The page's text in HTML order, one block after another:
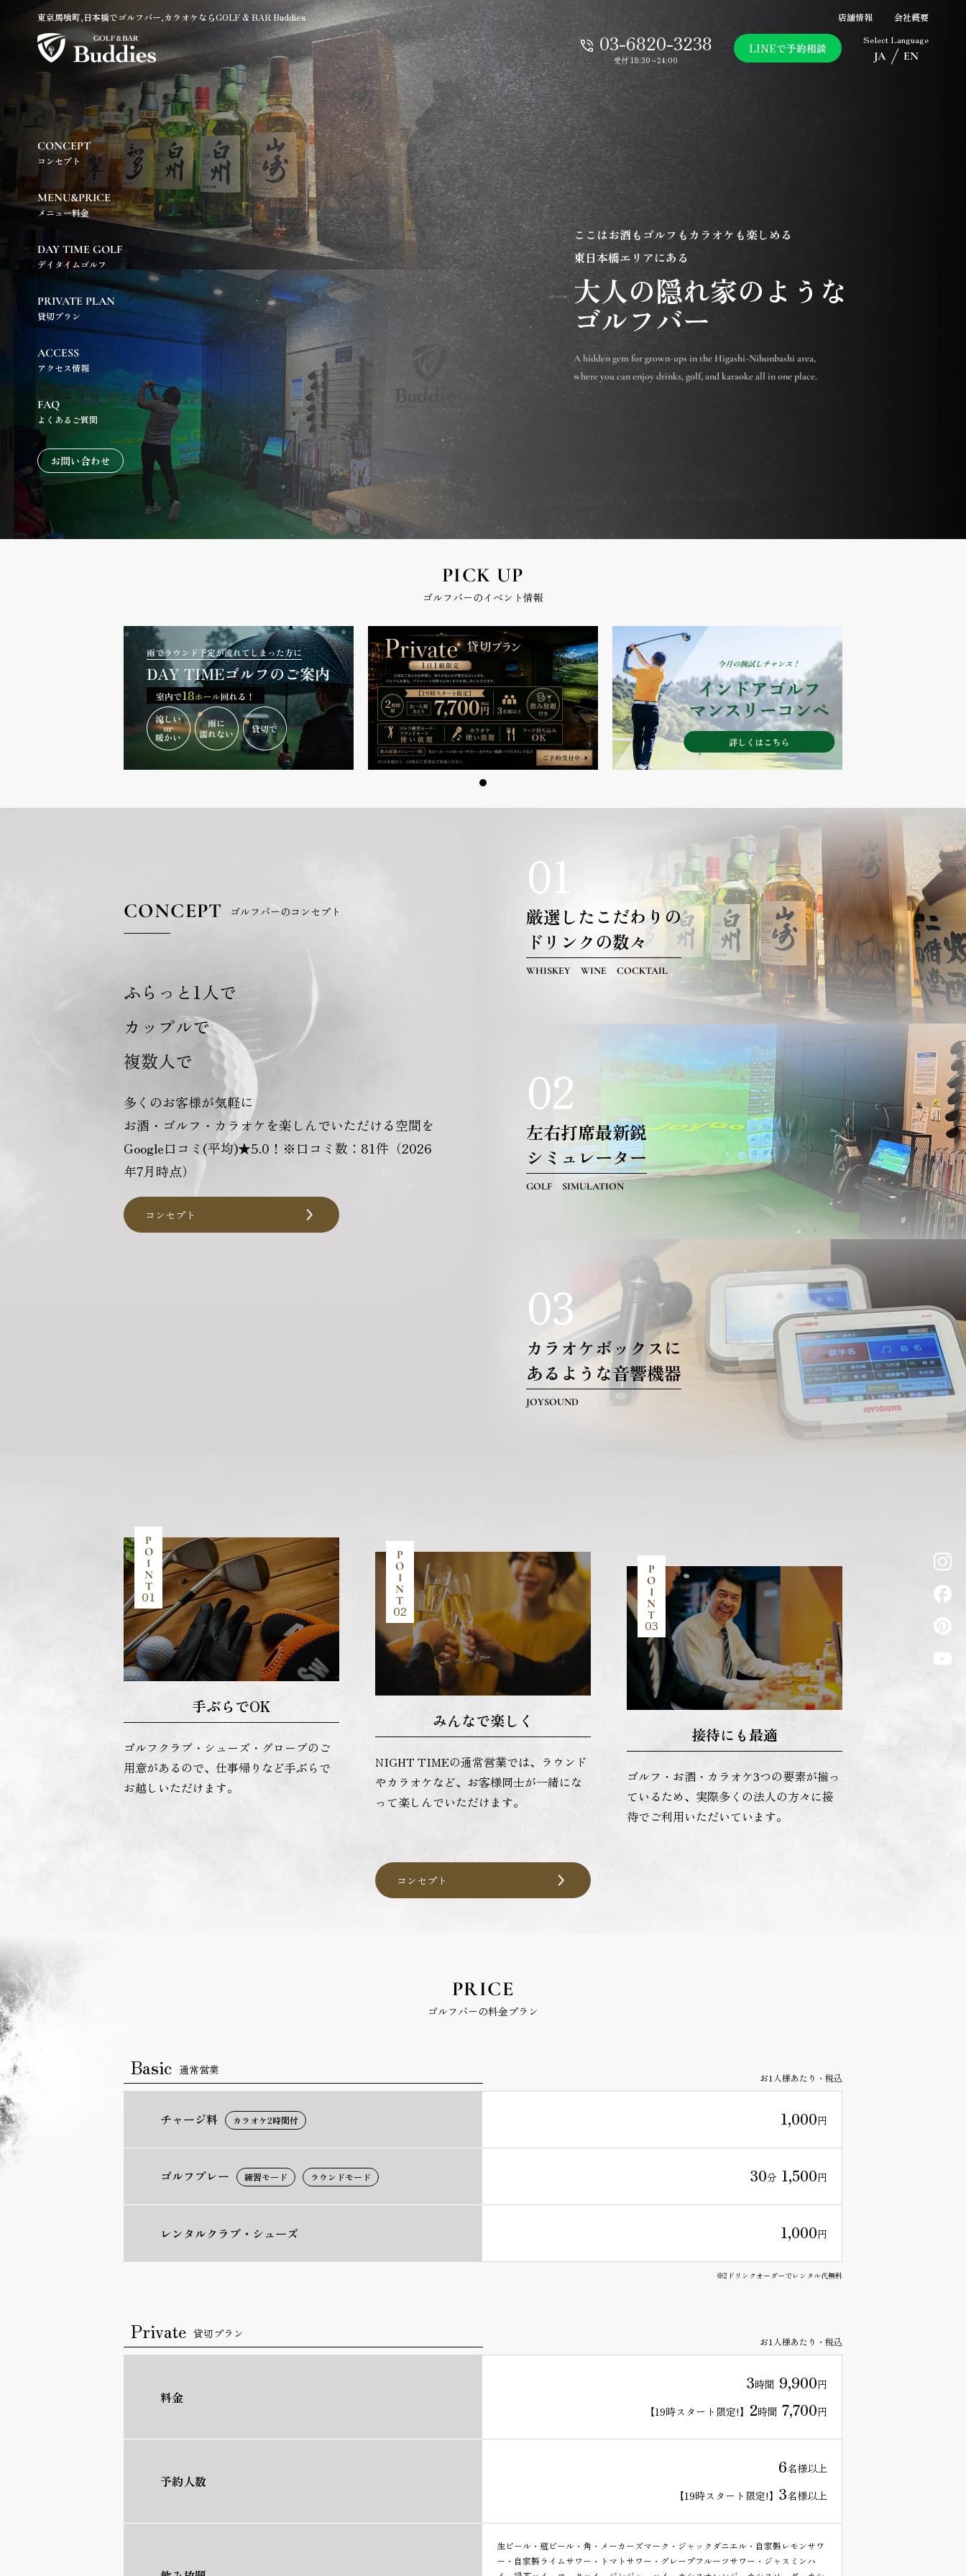
東京馬喰町,日本橋でゴルフバー,カラオケならGOLF & BAR Buddies 店舗情報 会社概要
03-6820-3238
受付 18:30～24:00
LINEで予約相談
Select Language
JA EN
CONCEPT
コンセプト
MENU&PRICE
メニュー料金
DAY TIME GOLF
デイタイムゴルフ
PRIVATE PLAN
貸切プラン
ACCESS
アクセス情報
FAQ
よくあるご質問
お問い合わせ
ここはお酒もゴルフもカラオケも楽しめる
東日本橋エリアにある
大人の隠れ家のような
ゴルフバー
A hidden gem for grown-ups in the Higashi-Nihonbashi area,
where you can enjoy drinks, golf, and karaoke all in one place.
PICK UP
ゴルフバーのイベント情報
CONCEPT ゴルフバーのコンセプト
ふらっと1人で
カップルで
複数人で
多くのお客様が気軽に
お酒・ゴルフ・カラオケを楽しんでいただける空間を
Google口コミ(平均)★5.0！※口コミ数：81件（2026
年7月時点）
コンセプト
01
厳選したこだわりの
ドリンクの数々
WHISKEY WINE COCKTAIL
02
左右打席最新鋭
シミュレーター
GOLF SIMULATION
03
カラオケボックスに
あるような音響機器
JOYSOUND
P
O
I
N
T
01
手ぶらでOK
ゴルフクラブ・シューズ・グローブのご
用意があるので、仕事帰りなど手ぶらで
お越しいただけます。
P
O
I
N
T
02
みんなで楽しく
NIGHT TIMEの通常営業では、ラウンド
やカラオケなど、お客様同士が一緒にな
って楽しんでいただけます。
P
O
I
N
T
03
接待にも最適
ゴルフ・お酒・カラオケ3つの要素が揃っ
ているため、実際多くの法人の方々に接
待でご利用いただいています。
コンセプト
PRICE
ゴルフバーの料金プラン
Basic 通常営業
お1人様あたり・税込
チャージ料 カラオケ2時間付 1,000円
ゴルフプレー 練習モード ラウンドモード 30分 1,500円
レンタルクラブ・ シューズ 1,000円
※2ドリンクオーダーでレンタル代無料
Private 貸切プラン
お1人様あたり・税込
料金
3時間 9,900円
【19時スタート限定!】 2時間 7,700円
予約人数
6名様以上
【19時スタート限定!】 3名様以上
生ビール・瓶ビール・角・メーカーズマーク・ジャックダニエル・自家製レモンサワ
ー・自家製ライムサワー・トマトサワー・グレープフルーツサワー・ジャスミンハ